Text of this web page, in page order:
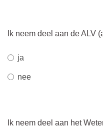
Ik neem deel aan de ALV
ja
nee
Ik neem deel aan het